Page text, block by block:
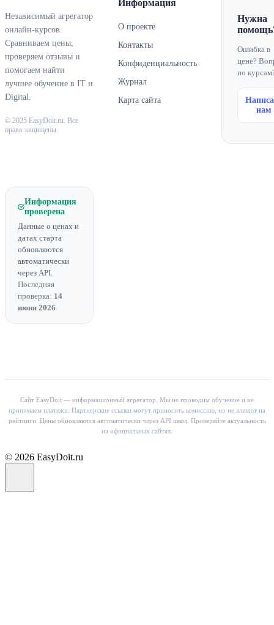
Независимый агрегатор
онлайн-курсов.
Сравниваем цены,
проверяем отзывы и
помогаем найти
лучшее обучение в IT и
Digital.
© 2025 EasyDoit.ru. Все
права защищены.
Информация
О проекте
Контакты
Конфиденциальность
Журнал
Карта сайта
Нужна
Ошибка в
цене?
по
нам
Информация
проверена
Данные о ценах и
датах старта
обновляются
автоматически
через API.
Последняя
проверка: 14
июня 2026
Сайт EasyDoit — информационный агрегатор. Мы не проводим обучение и не
принимаем платежи. Партнерские ссылки могут приносить комиссию, но не влияют на
рейтинги. Цены обновляются автоматически через API школ. Проверяйте актуальность
на официальных сайтах.
© 2026 EasyDoit.ru